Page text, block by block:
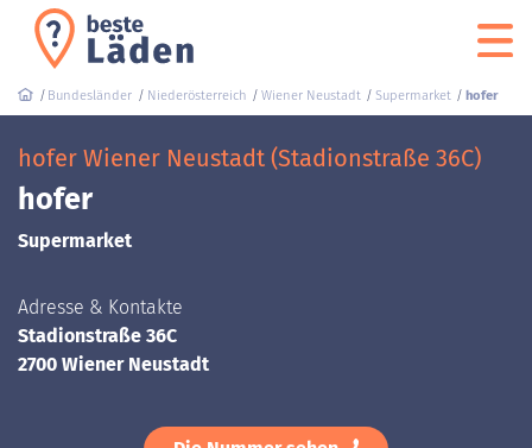
Bundesländer Niederösterreich Wiener Neustadt Supermarket hofer
hofer Wiener Neustadt (Stadionstraße 36C)
hofer
Supermarket
Adresse & Kontakte
Stadionstraße 36C
2700 Wiener Neustadt